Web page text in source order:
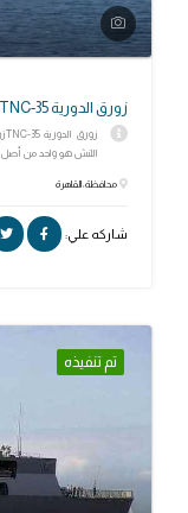
زورق الدورية TNC-35
اللنش هو واحد من أصل 10 قطع تسلمتها مصر مؤخراً بواقع 9 لنشات دورية...
محافظة: القاهرة
شاركه علي:
تم تنفيذه